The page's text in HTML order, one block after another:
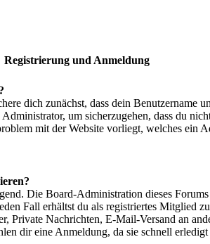
Registrierung und Anmeldung
dich zunächst, dass dein Benutzername
um sicherzugehen, dass du
mit der Website vorliegt, welches ein
Die Board-Administration dieses
Fall erhältst du als registriertes Mitglied
Private Nachrichten, E-Mail-Versand an
dir eine Anmeldung, da sie schnell